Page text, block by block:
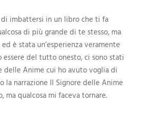
di imbattersi in un libro che ti fa
di più grande di te stesso, ma
è stata un’esperienza veramente
essere del tutto onesto, ci sono stati
delle Anime cui ho avuto voglia di
la narrazione Il Signore delle Anime
ma qualcosa mi faceva tornare.